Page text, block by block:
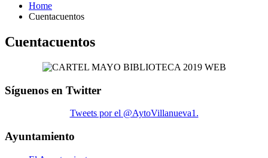
Home
Cuentacuentos
Cuentacuentos
Síguenos en Twitter
Tweets por el @AytoVillanueva1.
Ayuntamiento